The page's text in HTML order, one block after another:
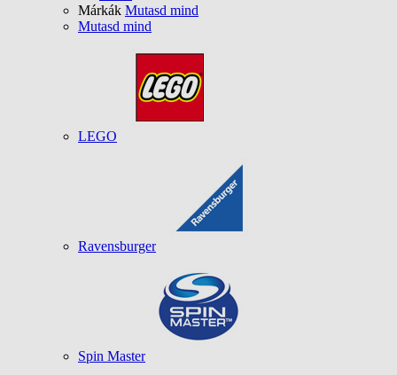
Márkák Mutasd mind
Mutasd mind
LEGO
Ravensburger
Spin Master